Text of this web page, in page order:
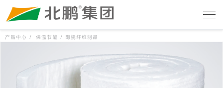
产品中心 / 保温节能 / 陶瓷纤维制品